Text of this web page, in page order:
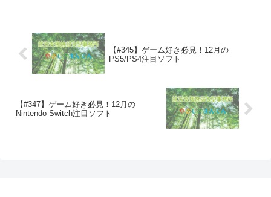
【#345】ゲーム好き必見！12月の
PS5/PS4注目ソフト
【#347】ゲーム好き必見！12月の
Nintendo Switch注目ソフト